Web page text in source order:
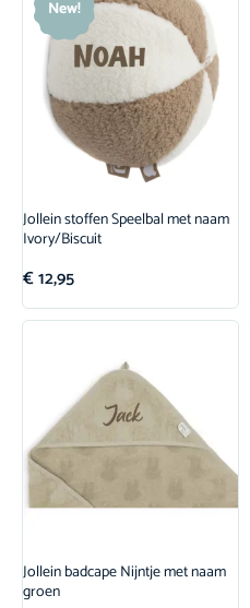
New!
Jollein stoffen Speelbal met naam
Ivory/Biscuit
€12,95
Jollein badcape Nijntje met naam
groen